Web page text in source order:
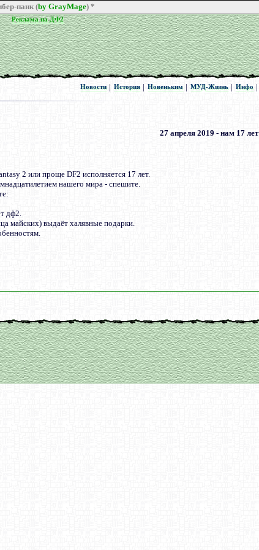
панк (by GrayMage) *
Реклама на ДФ2
Реклама на ДФ2
Новости
Новости| История
История | Новеньким
Новеньким | МУД-Жизнь
МУД-Жизнь| Инфо
Инфо |
27 апреля 2019 - нам 17 лет
2 или проще DF2 исполняется 17 лет.
нашего мира - спешите.
дф2.
майских) выдаёт халявные подарки.